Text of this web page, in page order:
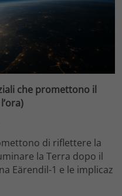
che promettono il
di riflettere la
la Terra dopo il
Eärendil-1 e le implicaz